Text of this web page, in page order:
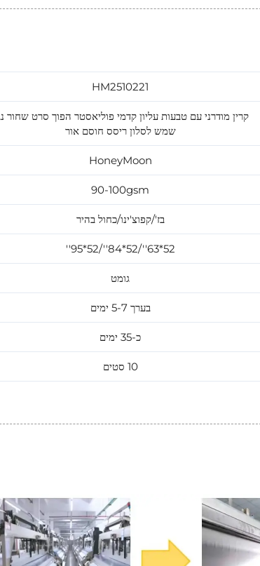
HM2510221
קרין מודרני עם טבעות עליון קדמי פוליאסטר הפוך סרט שחור
שמש לסלון ריסס חוסם אור
HoneyMoon
90-100gsm
בז'/קפוצ'ינו/כחול בהיר
52*63''/52*84''/52*95''
גומט
בערך 5-7 ימים
כ-35 ימים
10 סטים